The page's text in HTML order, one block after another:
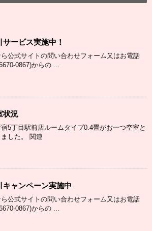
サービス実施中！
公式サイトの問い合わせフォーム又はお電話
0867)からの ...
状況
5丁目駅前店ルームタイプ0.4畳がお一つ空室と
した。 関連
キャンペーン実施中
公式サイトの問い合わせフォーム又はお電話
0867)からの ...